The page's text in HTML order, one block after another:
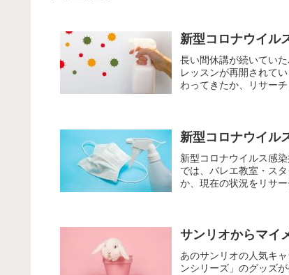
新型コロナウイル
長い間休講が続いてい
レッスンが再開されて
わってきたか、リサーチ
新型コロナウイル
新型コロナウイルス感
では、バレエ教室・ス
か、現在の状況をリサー
サンリオからマイ
あのサンリオの人気キ
ンシリーズ」のグッズ